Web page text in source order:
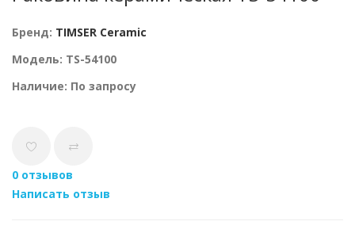
Бренд: TIMSER Ceramic
Модель: TS-54100
Наличие: По запросу
0 отзывов
Написать отзыв